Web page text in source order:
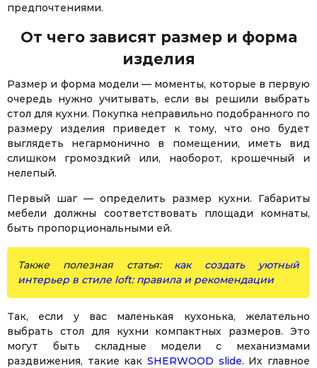
предпочтениями.
От чего зависят размер и форма
изделия
Размер и форма модели — моменты, которые в первую
очередь нужно учитывать, если вы решили выбрать
стол для кухни. Покупка неправильно подобранного по
размеру изделия приведет к тому, что оно будет
выглядеть негармонично в помещении, иметь вид
слишком громоздкий или, наоборот, крошечный и
нелепый.
Первый шаг — определить размер кухни. Габариты
мебели должны соответствовать площади комнаты,
быть пропорциональными ей.
Также полезная статья:
как создать уютный
интерьер в стиле loft: правила и рекомендации
Так, если у вас маленькая кухонька, желательно
выбрать стол для кухни компактных размеров. Это
могут быть складные модели с механизмами
раздвижения, такие как SHERWOOD slide. Их главное